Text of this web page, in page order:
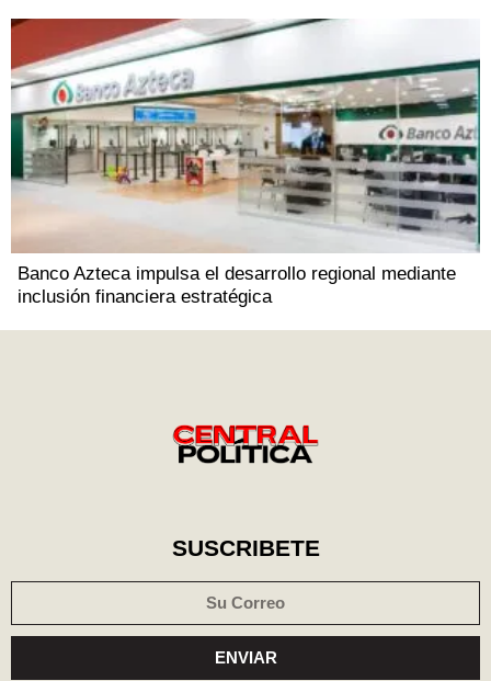
Banco Azteca impulsa el desarrollo regional mediante
inclusión financiera estratégica
SUSCRIBETE
ENVIAR